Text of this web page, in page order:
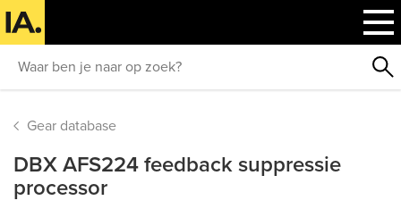
Gear database
DBX AFS224 feedback suppressie
processor